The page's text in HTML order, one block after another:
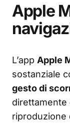
Apple
L’app Apple
sostanziale
gesto di
direttamente
riproduzione